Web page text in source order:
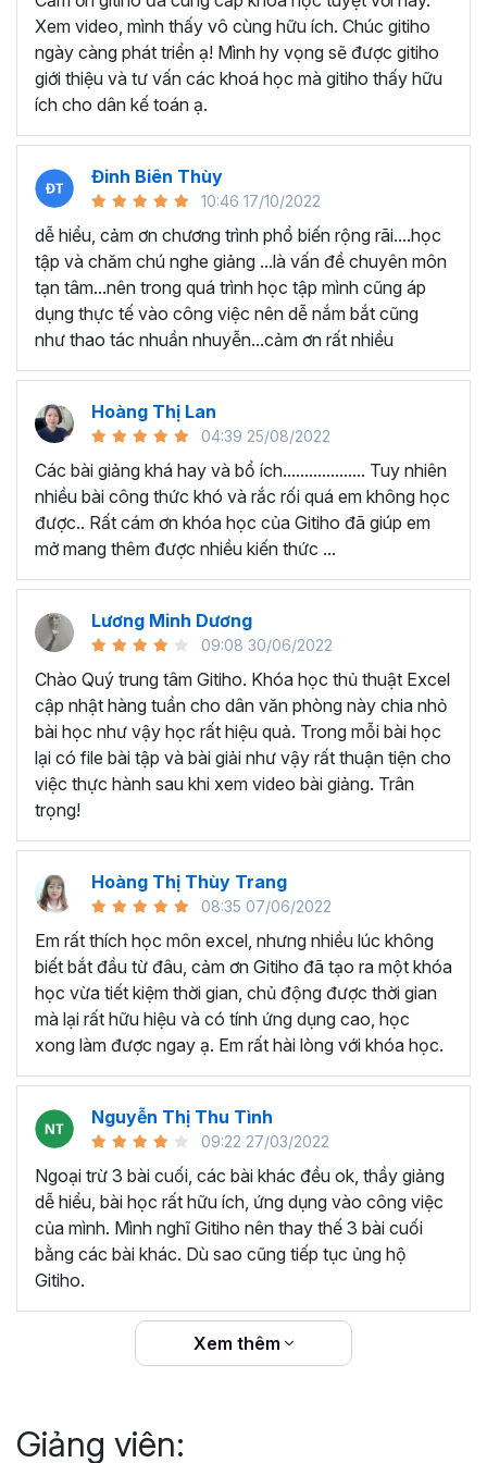
Học nhanh nhưng nhớ lâu bởi luôn có các bài tập
thực hành kèm với lý thuyết.
Các video bài giảng được xây dựng dựa trên các
chủ đề cụ thể, đồng thời chú trọng tối đa đến tính
ứng dụng cao. Đặc biệt, bộ videocác thủ thuật
khác, phù hợp với tất cả mọi đối tượng muốn tỏa
sáng nơi công sở với thủ thuật Excel nâng cao thông
minh và tạo kết quả bất ngờ trong công việc.
Bạn sẽ tự tin xử lý được mọi việc trên các công cụ
Excel một cách chuyên nghiệp giúp đẩy nhân được
tiến độ công việc, nâng cao hiệu suất làm việc lên
tới 5 lần.
Đặc biệt khiđăng ký khóa học EXG02học viên sẽ có cơ
hội nhận ưu đãi sở hữu trọn đời chỉ với
tác đăng ký khá đơn giản, bạn chỉ cần nhấn vào ĐĂNG
KÝ HỌC NGAY khóa học EXG08 trên gitiho.com là xong.
Nếu có bất cứ thắc mắc nào liên quan đến tớikhóa học
EXG02 - Thủ thuật Excel cập nhật hàng tuầnbạn hãy
để kết nối cho Gitiho qua hotline 0774 116 285 để được
tư vấn chi tiết nhé.
Nội dung bài giảng trong khóa
học thủ thuật trên Excel của
Gitiho?
Khóa học Thủ thuật Excel cập nhật các mẹo Excel văn
phòng hàng tuần, bạn có thể được update những nội
dung mới nhất về tin học văn phòng như sau:
Định dạng nhanh bằng công cụFormat Paintervà
toán, các thủ thuật excel tính tổng, đặt tên nhanh
cho bảng tính, hiển thị công thức trong ô, tạo ghi
chú và cố định dòng - cột.
Kỹ thuật định dạng và xử lý dữ liệu bao gồm tự động
thêm ký hiệu tiền tệ, viết biểu thức hóa học - toán
học và loại bỏ dữ liệu trùng lặp.
Tổng hợp thủ thuật với hàm, công thức bao gồm
cách tắt/mở gợi ý khi viết hàm, đặt tên và sử dụng
gian.
Tổng hợp hàm, công thức tính toán theo thời gian
như hàm tính toán theo tháng, tuổi, ngày hết hạn
hợp đồng,...
Hướng dẫn dùng các hàm và công thức nâng cao
nhưSUM, SUMIFS, VLOOKUP, INDEX, và các thủ
thuật hay trong Excel khác với hàm và công thức.
Những thiết lập chế độ làm việc trên Excel như thiết
lập theme, background, in ấn, và các thanh, tiêu đề,
đường kẻ lưới trong Excel.
và gán nội dung văn bản vào hình khối.
Xem video, mình thấy vô cùng hữu ích. Chúc gitiho
ngày càng phát triển ạ! Mình hy vọng sẽ được gitiho
giới thiệu và tư vấn các khoá học mà gitiho thấy hữu
ích cho dân kế toán ạ.
Đinh Biên Thùy
10:46 17/10/2022
dễ hiểu, cảm ơn chương trình phổ biến rộng rãi....học
tập và chăm chú nghe giảng ...là vấn đề chuyên môn
tạn tâm...nên trong quá trình học tập mình cũng áp
dụng thực tế vào công việc nên dễ nắm bắt cũng
như thao tác nhuần nhuyễn...cảm ơn rất nhiều
Hoàng Thị Lan
04:39 25/08/2022
Các bài giảng khá hay và bổ ích................... Tuy nhiên
nhiều bài công thức khó và rắc rối quá em không học
được.. Rất cám ơn khóa học của Gitiho đã giúp em
mở mang thêm được nhiều kiến thức ...
Lương Minh Dương
09:08 30/06/2022
Chào Quý trung tâm Gitiho. Khóa học thủ thuật Excel
cập nhật hàng tuần cho dân văn phòng này chia nhỏ
bài học như vậy học rất hiệu quả. Trong mỗi bài học
lại có file bài tập và bài giải như vậy rất thuận tiện cho
việc thực hành sau khi xem video bài giảng. Trân
trọng!
Hoàng Thị Thùy Trang
08:35 07/06/2022
Em rất thích học môn excel, nhưng nhiều lúc không
biết bắt đầu từ đâu, cảm ơn Gitiho đã tạo ra một khóa
học vừa tiết kiệm thời gian, chủ động được thời gian
mà lại rất hữu hiệu và có tính ứng dụng cao, học
xong làm được ngay ạ. Em rất hài lòng với khóa học.
Nguyễn Thị Thu Tình
09:22 27/03/2022
Ngoại trừ 3 bài cuối, các bài khác đều ok, thầy giảng
dễ hiểu, bài học rất hữu ích, ứng dụng vào công việc
của mình. Mình nghĩ Gitiho nên thay thế 3 bài cuối
bằng các bài khác. Dù sao cũng tiếp tục ủng hộ
Gitiho.
Xem thêm
Giảng viên: